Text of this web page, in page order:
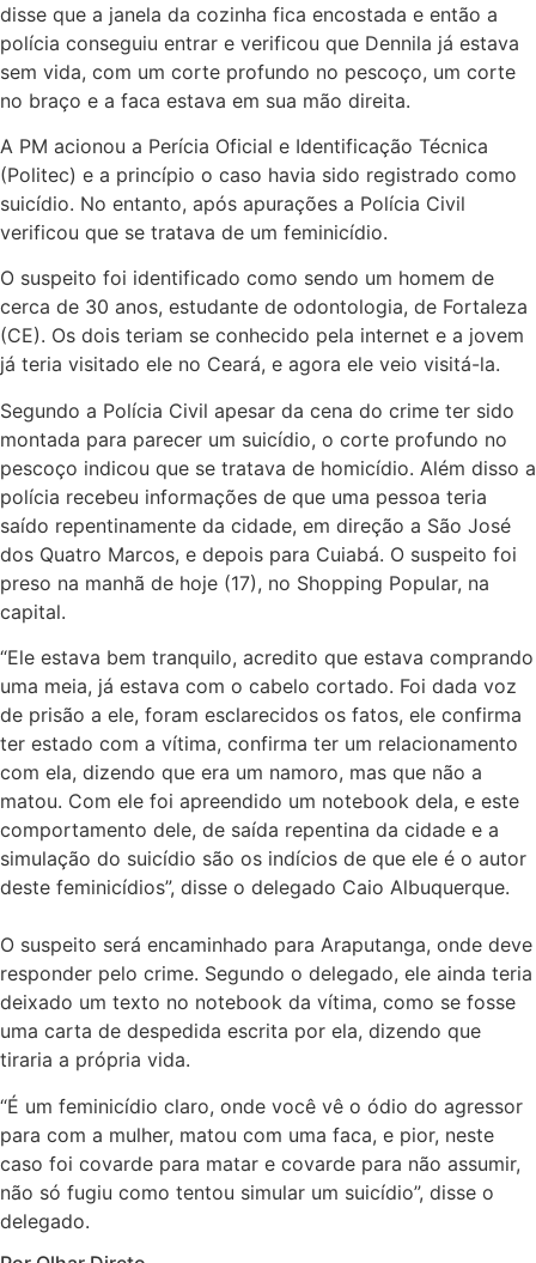
disse que a janela da cozinha fica encostada e então a
polícia conseguiu entrar e verificou que Dennila já estava
sem vida, com um corte profundo no pescoço, um corte
no braço e a faca estava em sua mão direita.
A PM acionou a Perícia Oficial e Identificação Técnica
(Politec) e a princípio o caso havia sido registrado como
suicídio. No entanto, após apurações a Polícia Civil
verificou que se tratava de um feminicídio.
O suspeito foi identificado como sendo um homem de
cerca de 30 anos, estudante de odontologia, de Fortaleza
(CE). Os dois teriam se conhecido pela internet e a jovem
já teria visitado ele no Ceará, e agora ele veio visitá-la.
Segundo a Polícia Civil apesar da cena do crime ter sido
montada para parecer um suicídio, o corte profundo no
pescoço indicou que se tratava de homicídio. Além disso a
polícia recebeu informações de que uma pessoa teria
saído repentinamente da cidade, em direção a São José
dos Quatro Marcos, e depois para Cuiabá. O suspeito foi
preso na manhã de hoje (17), no Shopping Popular, na
capital.
“Ele estava bem tranquilo, acredito que estava comprando
uma meia, já estava com o cabelo cortado. Foi dada voz
de prisão a ele, foram esclarecidos os fatos, ele confirma
ter estado com a vítima, confirma ter um relacionamento
com ela, dizendo que era um namoro, mas que não a
matou. Com ele foi apreendido um notebook dela, e este
comportamento dele, de saída repentina da cidade e a
simulação do suicídio são os indícios de que ele é o autor
deste feminicídios”, disse o delegado Caio Albuquerque.
O suspeito será encaminhado para Araputanga, onde deve
responder pelo crime. Segundo o delegado, ele ainda teria
deixado um texto no notebook da vítima, como se fosse
uma carta de despedida escrita por ela, dizendo que
tiraria a própria vida.
“É um feminicídio claro, onde você vê o ódio do agressor
para com a mulher, matou com uma faca, e pior, neste
caso foi covarde para matar e covarde para não assumir,
não só fugiu como tentou simular um suicídio”, disse o
delegado.